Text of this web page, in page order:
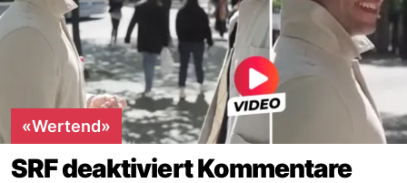
«Wertend»
SRF deaktiviert Kommentare